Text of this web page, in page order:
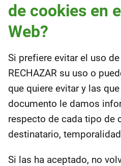
de cookies en
Web?
Si prefiere evitar el uso
RECHAZAR su uso o
que quiere evitar y las
documento le damos
respecto de cada tipo de
destinatario,
Si las ha aceptado, no